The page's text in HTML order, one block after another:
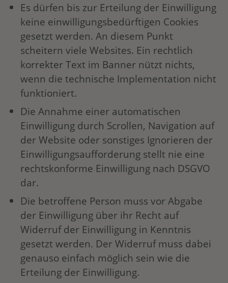
Es dürfen bis zur Erteilung der Einwilligung
keine einwilligungsbedürftigen Cookies
gesetzt werden. An diesem Punkt
scheitern viele Websites. Ein rechtlich
korrekter Text im Banner nützt nichts,
wenn die technische Implementation nicht
funktioniert.
Die Annahme einer automatischen
Einwilligung durch Scrollen, Navigation auf
der Website oder sonstiges Ignorieren der
Einwilligungsaufforderung stellt nie eine
rechtskonforme Einwilligung nach DSGVO
dar.
Die betroffene Person muss vor Abgabe
der Einwilligung über ihr Recht auf
Widerruf der Einwilligung in Kenntnis
gesetzt werden. Der Widerruf muss dabei
genauso einfach möglich sein wie die
Erteilung der Einwilligung.